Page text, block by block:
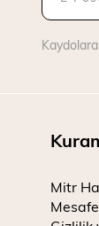
Mitr